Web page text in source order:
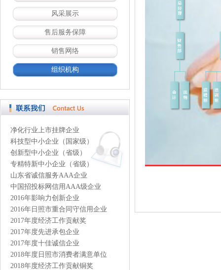
风采展示
售后服务保障
销售网络
组织机构
净化行业上市挂牌企业
科技型中小企业（国家级）
创新型中小企业（省级）
专精特新中小企业（省级）
山东省诚信服务AAA企业
中国招投标网信用AAA级企业
2016年影响力创新企业
2016年日照市重合同守信用企业
2017年度经济工作贡献奖
2017年度先进承包企业
2017年度十佳诚信企业
2018年度日照市消费者满意单位
2018年度经济工作贡献铜奖